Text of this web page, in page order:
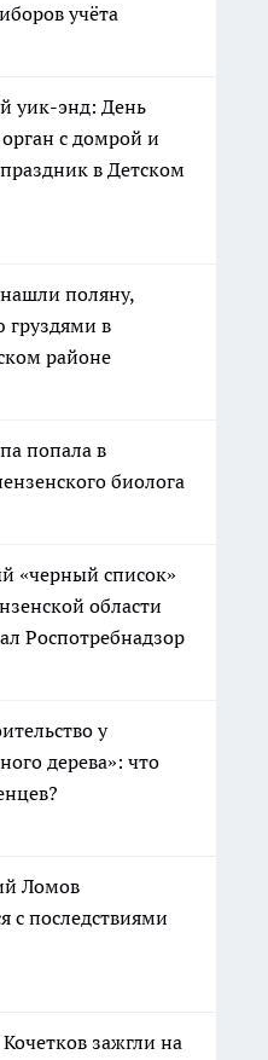
учёта
уик-энд: День
с домрой и
в Детском
поляну,
груздями в
районе
попала в
биолога
«черный список»
области
Роспотребнадзор
у
дерева»: что
Ломов
с последствиями
зажгли на